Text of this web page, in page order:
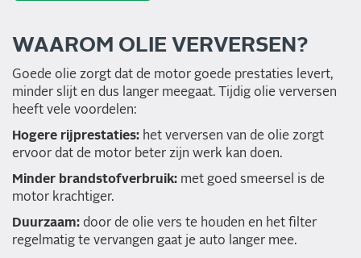
WAAROM OLIE VERVERSEN?
Goede olie zorgt dat de motor goede prestaties levert,
minder slijt en dus langer meegaat. Tijdig olie verversen
heeft vele voordelen:
Hogere rijprestaties: het verversen van de olie zorgt
ervoor dat de motor beter zijn werk kan doen.
Minder brandstofverbruik: met goed smeersel is de
motor krachtiger.
Duurzaam: door de olie vers te houden en het filter
regelmatig te vervangen gaat je auto langer mee.